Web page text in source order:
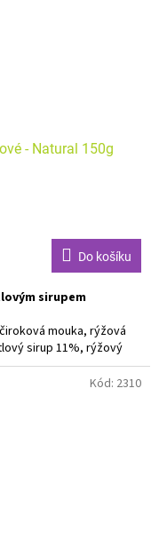
- Natural 150g
Do košíku
sirupem
mouka, rýžová
sirup 11%, rýžový
kousky - 5%
pektin), fruktóza, kypřící
Kód: 2310